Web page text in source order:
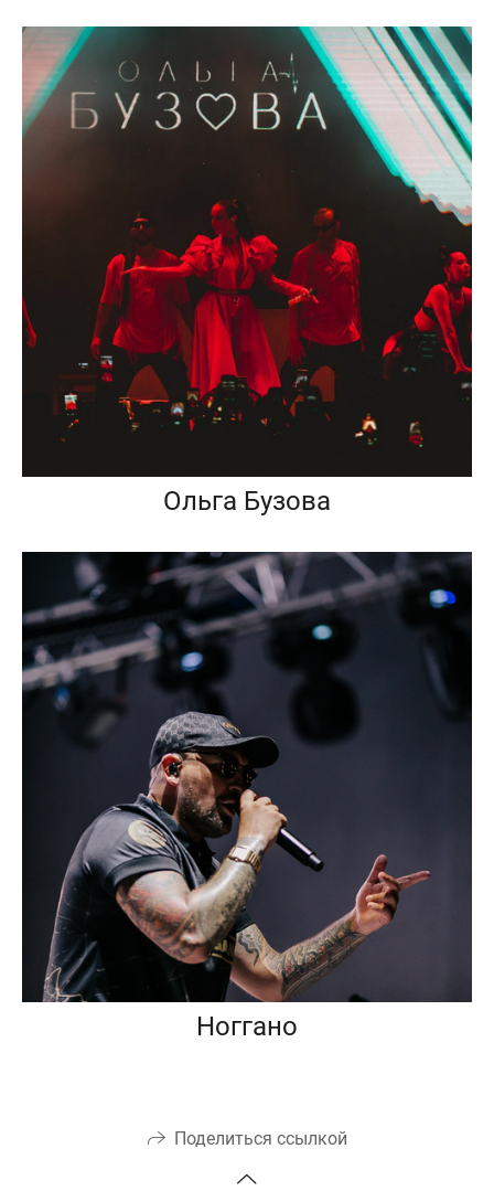
Ольга Бузова
Ноггано
Поделиться ссылкой